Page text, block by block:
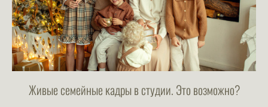
Живые семейные кадры в студии. Это возможно?